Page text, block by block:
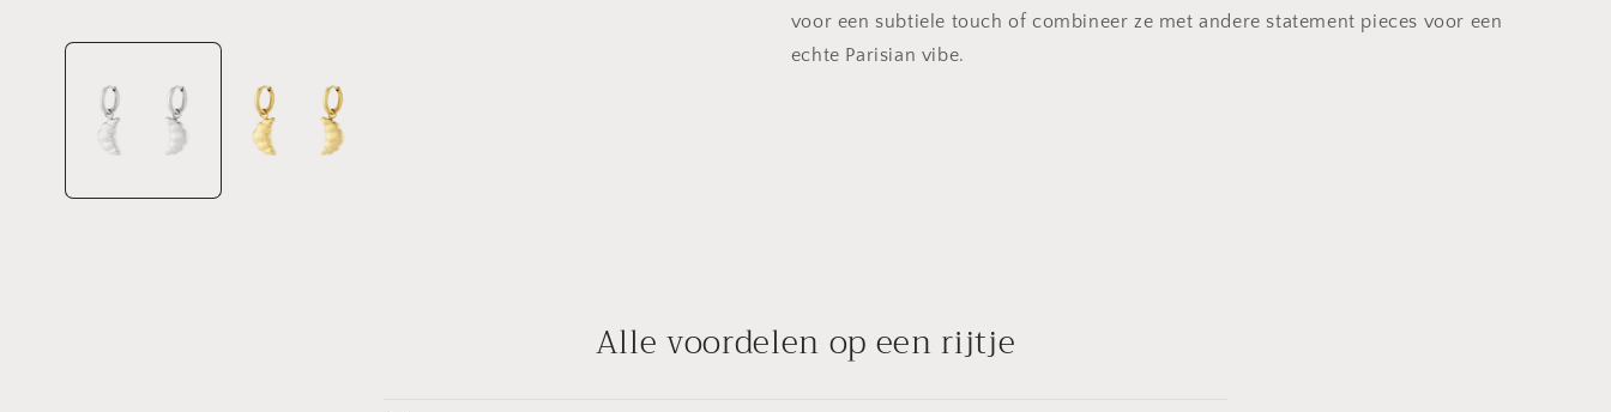
voor een subtiele touch of combineer ze met andere statement pieces voor een
echte Parisian vibe.
Alle voordelen op een rijtje